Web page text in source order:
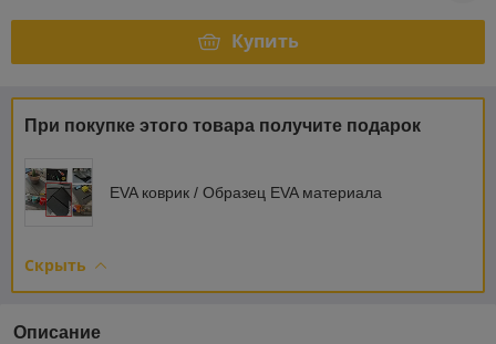
Купить
При покупке этого товара получите подарок
EVA коврик / Образец EVA материала
Скрыть
Описание